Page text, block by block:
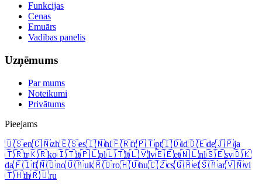
Funkcijas
Cenas
Emuārs
Vadības panelis
Uzņēmums
Par mums
Noteikumi
Privātums
Pieejams
🇺🇸en🇨🇳zh🇪🇸es🇮🇳hi🇫🇷fr🇵🇹pt🇮🇩id🇩🇪de🇯🇵ja
🇹🇷tr🇰🇷ko🇮🇹it🇵🇱pl🇱🇹lt🇱🇻lv🇪🇪et🇳🇱nl🇸🇪sv🇩🇰
da🇫🇮fi🇳🇴no🇺🇦uk🇷🇴ro🇭🇺hu🇨🇿cs🇬🇷el🇸🇦ar🇻🇳vi
🇹🇭th🇷🇺ru